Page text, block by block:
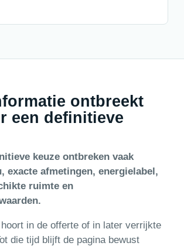
ontbreekt
een definitieve
keuze ontbreken vaak
exacte afmetingen, energielabel,
ruimte en
in de offerte of in later verrijkte
die tijd blijft de pagina bewust